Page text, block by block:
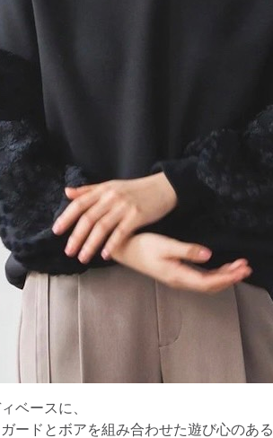
ベースに、
ードとボアを組み合わせた遊び心のある